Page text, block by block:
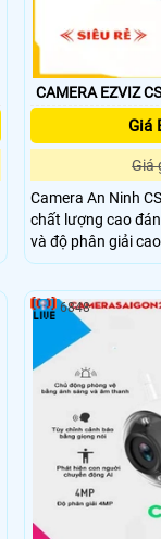
Giá
Giá
Camera An Ninh
chất lượng cao đáng tin cậy. Với
và độ phân giải
lại hình ảnh rõ nét ở mọi
sáng yếu và ban
6848